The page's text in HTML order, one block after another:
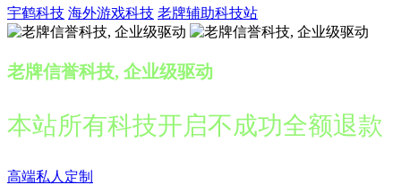
宇鹤科技 海外游戏科技 老牌辅助科技站
老牌信誉科技, 企业级驱动
本站所有科技开启不成功全额退款
高端私人定制